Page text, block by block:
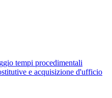
tempi procedimentali
e acquisizione d'ufficio